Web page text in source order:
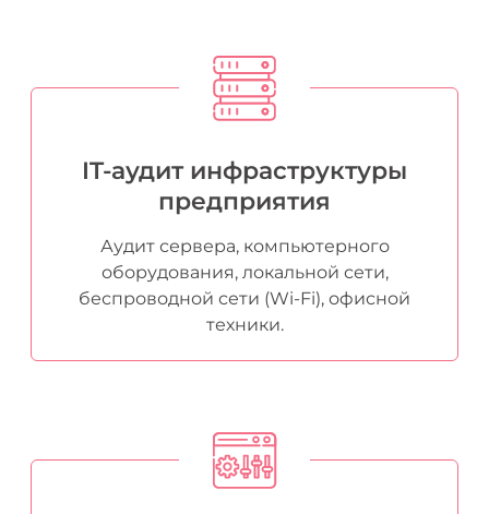
IT-аудит инфраструктуры
предприятия
Аудит сервера, компьютерного
оборудования, локальной сети,
беспроводной сети (Wi-Fi), офисной
техники.